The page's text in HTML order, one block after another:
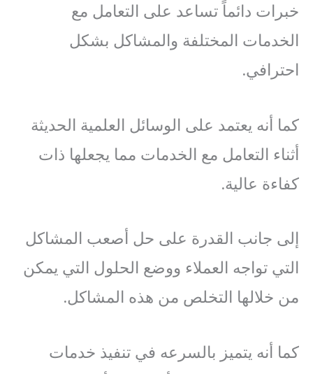
خبرات دائماً تساعد على التعامل مع
الخدمات المختلفة والمشاكل بشكل
احترافي.
كما أنه يعتمد على الوسائل العلمية الحديثة
أثناء التعامل مع الخدمات مما يجعلها ذات
كفاءة عالية.
إلى جانب القدرة على حل أصعب المشاكل
التي تواجه العملاء ووضع الحلول التي يمكن
من خلالها التخلص من هذه المشاكل.
كما أنه يتميز بالسرعه في تنفيذ خدمات